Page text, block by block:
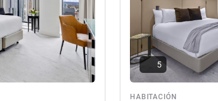
HABITACIÓN
5